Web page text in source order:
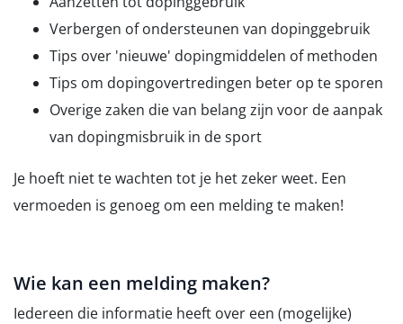
Verbergen of ondersteunen van dopinggebruik
Tips over 'nieuwe' dopingmiddelen of methoden
Tips om dopingovertredingen beter op te sporen
Overige zaken die van belang zijn voor de aanpak
van dopingmisbruik in de sport
Je hoeft niet te wachten tot je het zeker weet. Een
vermoeden is genoeg om een melding te maken!
Wie kan een melding maken?
Iedereen die informatie heeft over een (mogelijke)